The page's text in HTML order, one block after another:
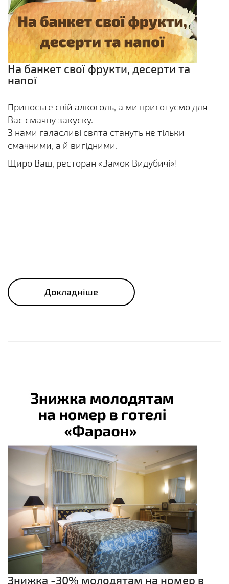
На банкет свої фрукти, десерти та
напої
Приносьте свій алкоголь, а ми приготуємо для
Вас смачну закуску.
З нами галасливі свята стануть не тільки
смачними, а й вигідними.
Щиро Ваш, ресторан «Замок Видубичі»!
Докладніше
Знижка -30% молодятам на номер в
Введен недействительный тип данных
Введен недействительный тип данных
Введен недействительный тип данных
Введен недействительный тип данных
Введен недействительный тип данных
Введен недействительный тип данных